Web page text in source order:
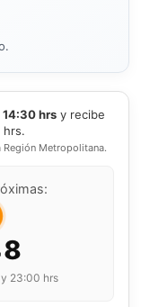
14:30 hrsy recibe
hrs.
Metropolitana.
23:00 hrs